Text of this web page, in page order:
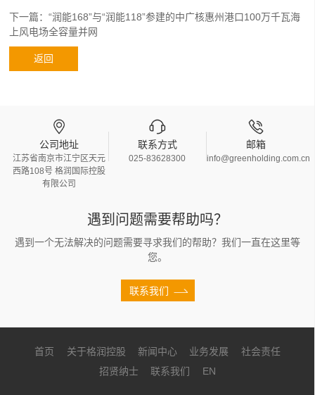
下一篇：“润能168”与“润能118”参建的中广核惠州港口100万千瓦海
上风电场全容量并网
返回
公司地址
江苏省南京市江宁区天元
西路108号 格润国际控股
有限公司
联系方式
025-83628300
邮箱
info@greenholding.com.cn
遇到问题需要帮助吗？
遇到一个无法解决的问题需要寻求我们的帮助？我们一直在这里等
您。
联系我们
首页 关于格润控股 新闻中心 业务发展
社会责任
招贤纳士
联系我们 EN